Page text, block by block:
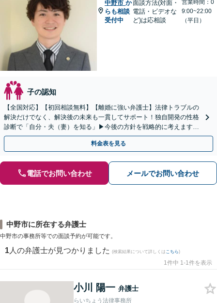
中野市 か
らも相談
受付中
面談方法(対面・
電話・ビデオな
ど)は応相談
営業時間：0
9:00~22:00
（平日）
子の認知
【全国対応】【初回相談無料】【離婚に強い弁護士】法律トラブルの
解決だけでなく、解決後の未来も一貫してサポート！独自開発の性格
診断で「自分・夫（妻）を知る」▶︎今後の方針を戦略的に考えます！
【休日夜間／オンライン相談OK】
料金表を見る
電話でお問い合わせ メールでお問い合わせ
中野市に所在する弁護士
中野市の事務所等での面談予約が可能です。
1 人の弁護士が見つかりました (検索結果について詳しくは こちら)
1件中 1-1件を表示
小川 陽一 弁護士
らいちょう法律事務所